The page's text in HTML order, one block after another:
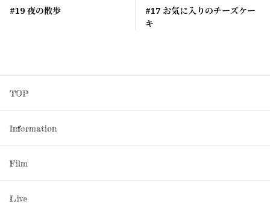
#19 夜の散歩
#17 お気に入りのチーズケー
キ
TOP
Information
Film
Live